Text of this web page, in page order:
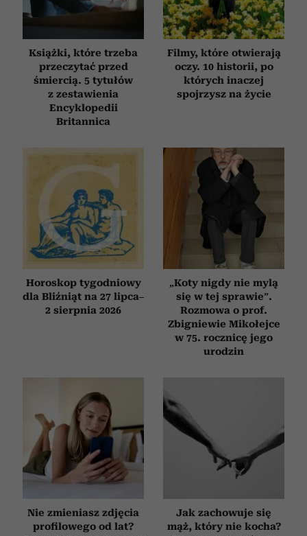
Książki, które trzeba
przeczytać przed
śmiercią. 5 tytułów
z zestawienia
Encyklopedii
Britannica
Filmy, które otwierają
oczy. 10 historii, po
których inaczej
spojrzysz na życie
Horoskop tygodniowy
dla Bliźniąt na 27 lipca–
2 sierpnia 2026
„Koty nigdy nie mylą
się w tej sprawie”.
Rozmowa o prof.
Zbigniewie Mikołejce
w 75. rocznicę jego
urodzin
Nie zmieniasz zdjęcia
profilowego od lat?
Jak zachowuje się
mąż, który nie kocha?